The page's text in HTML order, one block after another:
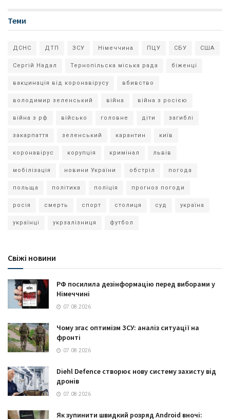
Теми
ДСНС ДТП ЗСУ Німеччина ПЦУ СБУ США
Сергій Надал Тернопільска міська рада біженці
вакцинація від коронавірусу вбивство
володимир зеленський війна війна з росією
війна з рф військо головне діти загиблі
закарпаття зеленський карантин київ
коронавірус корупція кримінал львів
мобілізація новини України обстріл погода
польща політика поліція прогноз погоди
росія смерть спорт столиця суд україна
українці укрзалізниця футбол
Свіжі новини
РФ посилила дезінформацію перед виборами у
Німеччині
07.08.2026
Чому згас оптимізм ЗСУ: аналіз ситуації на
фронті
07.08.2026
Diehl Defence створює нову систему захисту від
дронів
07.08.2026
Як зупинити швидкий розряд Android вночі: